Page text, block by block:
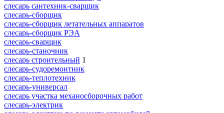
слесарь сантехник-сварщик
слесарь-сборщик
слесарь-сборщик летательных аппаратов
слесарь-сборщик РЭА
слесарь-сварщик
слесарь-станочник
слесарь строительный 1
слесарь-судоремонтник
слесарь-теплотехник
слесарь-универсал
слесарь участка механосборочных работ
слесарь-электрик